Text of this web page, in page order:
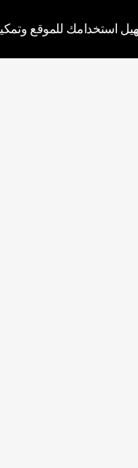
استخدامك للموقع